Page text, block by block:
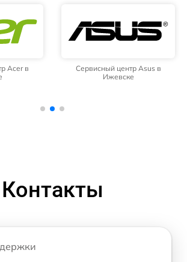
Acer в
Сервисный центр Asus в
Ижевске
Контакты